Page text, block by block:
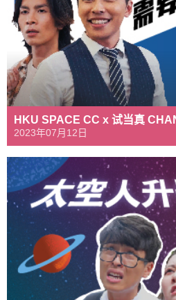
HKU SPACE CC x 试当真
2023年07月12日